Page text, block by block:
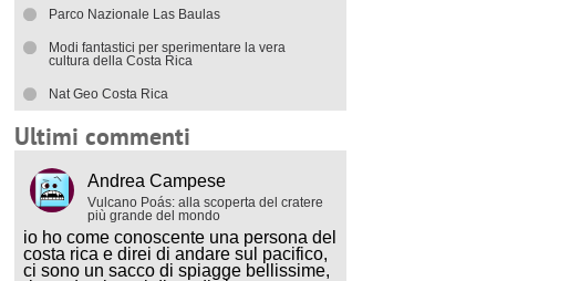
Parco Nazionale Las Baulas
Modi fantastici per sperimentare la vera
cultura della Costa Rica
Nat Geo Costa Rica
Ultimi commenti
Andrea Campese
Vulcano Poás: alla scoperta del cratere
più grande del mondo
io ho come conoscente una persona del
costa rica e direi di andare sul pacifico,
ci sono un sacco di spiagge bellissime,